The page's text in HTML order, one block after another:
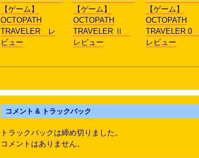
【ゲーム】
OCTOPATH
TRAVELER レ
ビュー
【ゲーム】
OCTOPATH
TRAVELER Ⅱ
レビュー
【ゲーム】
OCTOPATH
TRAVELER 0
レビュー
コメント & トラックバック
トラックバックは締め切りました。
コメントはありません。